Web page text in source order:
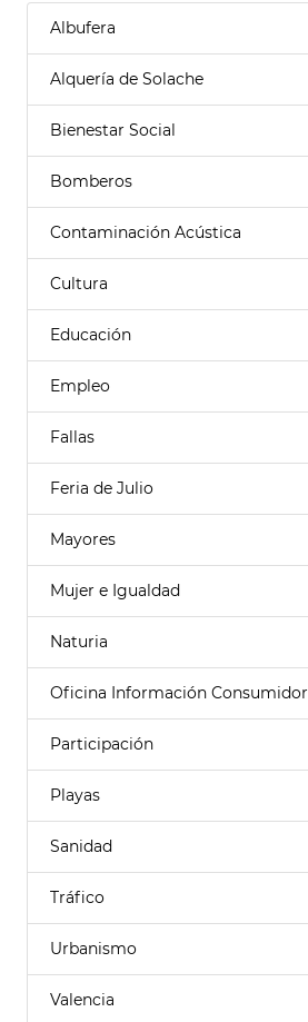
Albufera
Alquería de Solache
Bienestar Social
Bomberos
Contaminación Acústica
Cultura
Educación
Empleo
Fallas
Feria de Julio
Mayores
Mujer e Igualdad
Naturia
Oficina Información Consumidor
Participación
Playas
Sanidad
Tráfico
Urbanismo
Valencia